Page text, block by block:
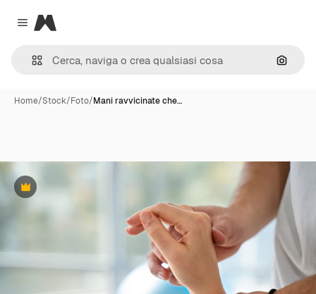
Close menu
Magnific
Cerca
Home/Stock/Foto/Mani ravvicinate che…
Premium